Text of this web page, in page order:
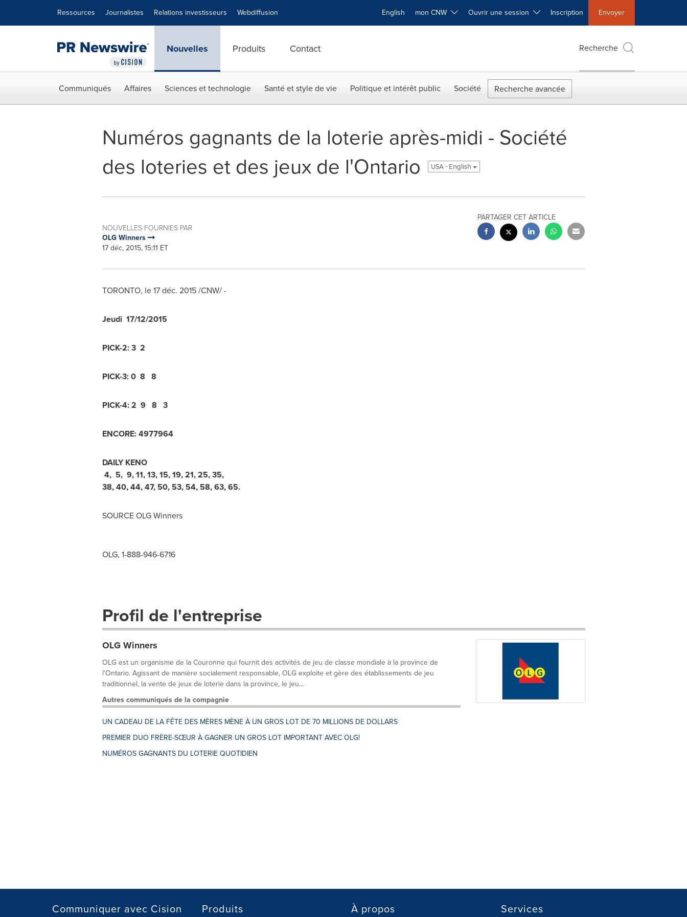
Ressources Journalistes Relations investisseurs Webdiffusion English mon CNW Ouvrir une session Inscription Envoyer
Nouvelles Produits Contact Recherche
Communiqués Affaires Sciences et technologie Santé et style de vie Politique et intérêt public Société Recherche avancée
Numéros gagnants de la loterie après-midi - Société
des loteries et des jeux de l'Ontario
USA - English
NOUVELLES FOURNIES PAR
OLG Winners
17 déc, 2015, 15:11 ET
PARTAGER CET ARTICLE
TORONTO, le 17 déc. 2015 /CNW/ -
Jeudi 17/12/2015
PICK-2:3 2
PICK-3:0 8 8
PICK-4:2 9 8 3
ENCORE:4977964
DAILY KENO
4, 5, 9,11,13,15,19,21,25,35,
38,40,44,47, 50, 53, 54, 58,63,65.
SOURCE OLG Winners
OLG, 1-888-946-6716
Profil de l'entreprise
OLG Winners
OLG est un organisme de la Couronne qui fournit des activités de jeu de classe mondiale à la province de
l’Ontario. Agissant de manière socialement responsable, OLG exploite et gère des établissements de jeu
traditionnel, la vente de jeux de loterie dans la province, le jeu...
Autres communiqués de la compagnie
UN CADEAU DE LA FÊTE DES MÈRES MÈNE À UN GROS LOT DE 70 MILLIONS DE DOLLARS
PREMIER DUO FRÈRE-SŒUR À GAGNER UN GROS LOT IMPORTANT AVEC OLG!
NUMÉROS GAGNANTS DU LOTERIE QUOTIDIEN
Communiquer avec Cision Produits À propos Services